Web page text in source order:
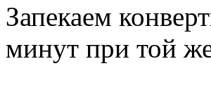
Запекаем
минут при той